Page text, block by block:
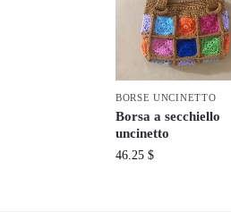
BORSE UNCINETTO
Borsa a secchiello
uncinetto
46.25 $